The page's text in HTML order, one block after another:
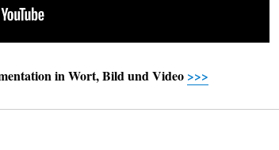
in Wort, Bild und Video >>>